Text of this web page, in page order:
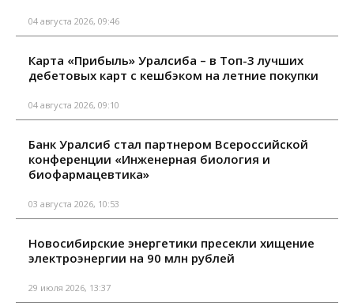
04 августа 2026, 09:46
Карта «Прибыль» Уралсиба – в Топ-3 лучших
дебетовых карт с кешбэком на летние покупки
04 августа 2026, 09:10
Банк Уралсиб стал партнером Всероссийской
конференции «Инженерная биология и
биофармацевтика»
03 августа 2026, 10:53
Новосибирские энергетики пресекли хищение
электроэнергии на 90 млн рублей
29 июля 2026, 13:37